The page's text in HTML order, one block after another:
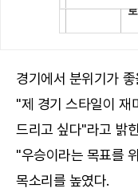
경기에서 분위기가
"제 경기 스타일이 재
드리고 싶다"라고 밝
"우승이라는 목표를
목소리를 높였다.